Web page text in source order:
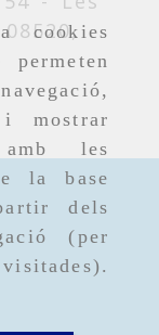
cookies
mostrar
amb les
la base
dels
(per
08520,